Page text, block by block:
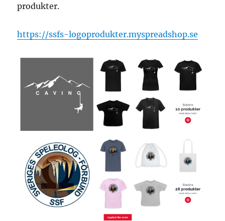
produkter.
https://ssfs-logoprodukter.myspreadshop.se